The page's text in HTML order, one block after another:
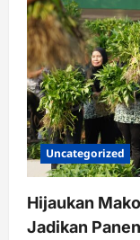
Gelar
Ilmu
di
Uncategorized
Hijaukan
Jadikan